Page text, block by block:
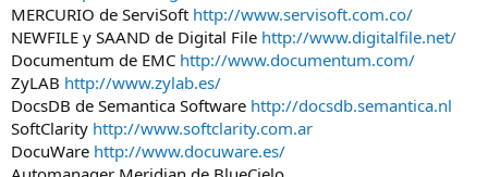
MERCURIO de ServiSoft http://www.servisoft.com.co/
NEWFILE y SAAND de Digital File http://www.digitalfile.net/
Documentum de EMC http://www.documentum.com/
ZyLAB http://www.zylab.es/
DocsDB de Semantica Software http://docsdb.semantica.nl
SoftClarity http://www.softclarity.com.ar
DocuWare http://www.docuware.es/